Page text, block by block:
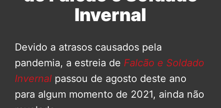
Invernal
Devido a atrasos causados pela
pandemia, a estreia de Falcão e Soldado
Invernal passou de agosto deste ano
para algum momento de 2021, ainda não